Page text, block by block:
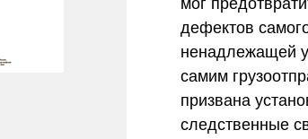
мог
дефектов
ненадлежащей
самим
призвана
следственные